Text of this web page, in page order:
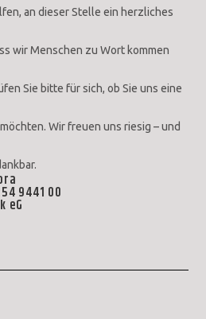
an dieser Stelle ein herzliches
wir Menschen zu Wort kommen
Sie bitte für sich, ob Sie uns eine
Wir freuen uns riesig – und
9441 00
eG